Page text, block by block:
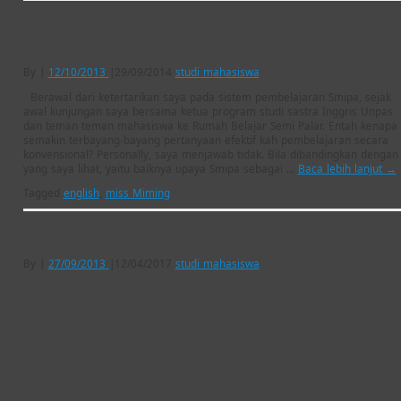
12/10/2013
studi mahasiswa
Baca lebih lanjut →
english, miss Miming
27/09/2013 studi mahasiswa